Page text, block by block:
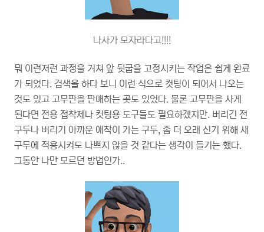
나사가 모자라다고!!!!
뭐 이런저런 과정을 거쳐 앞 뒷굽을 고정시키는 작업은 쉽게 완료
가 되었다. 검색을 하다 보니 이런 식으로 컷팅이 되어서 나오는
것도 있고 고무판을 판매하는 곳도 있었다. 물론 고무판을 사게
된다면 전용 접착제나 컷팅용 도구들도 필요하겠지만. 버리긴 전
구두나 버리기 아까운 애착이 가는 구두, 좀 더 오래 신기 위해 새
구두에 적용시켜도 나쁘지 않을 것 같다는 생각이 들기는 했다.
그동안 나만 모르던 방법인가..